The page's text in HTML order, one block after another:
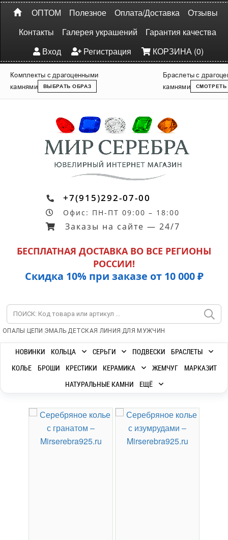
ОПТОМ Полезное Оплата/Доставка
Отзывы
Контакты
Галерея украшений
Гарантия качества
Вход
Регистрация КОРЗИНА (0)
Комплекты с драгоценными
камнями
ВЫБРАТЬ ОБРАЗ
Браслеты с
камнями
СМОТРЕТЬ
+7(915)292-07-00
Офис: ПН-ПТ 09:00 – 18:00
Заказы на сайте — 24/7
БЕСПЛАТНАЯ ДОСТАВКА ВО ВСЕ РЕГИОНЫ
РОССИИ!
Скидка 10% при заказе от 10 000 ₽
ОПАЛЫ | ЦЕПИ |ЭМАЛЬ|ДЕТСКАЯ ЛИНИЯ |ДЛЯ МУЖЧИН
НОВИНКИ КОЛЬЦА СЕРЬГИ ПОДВЕСКИ
БРАСЛЕТЫ
КОЛЬЕ
БРОШИ КРЕСТИКИ КЕРАМИКА ЖЕМЧУГ
МАРКАЗИТ
НАТУРАЛЬНЫЕ КАМНИ
ЕЩЁ